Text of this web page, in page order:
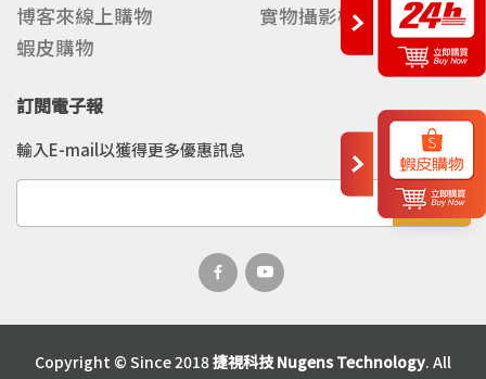
博客來線上購物
蝦皮購物
實物攝影機
訂閱電子報
輸入E-mail以獲得更多優惠訊息
Copyright © Since 2018捷視科技 Nugens Technology. All